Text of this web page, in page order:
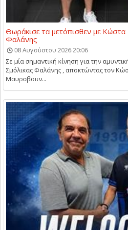
Θωράκισε τα μετόπισθεν με Κώστα
Φαλάνης
08 Αυγούστου 2026 20:06
Σε μία σημαντική κίνηση για την
Σμόλικας Φαλάνης , αποκτώντας τον
Μαυροβουν...